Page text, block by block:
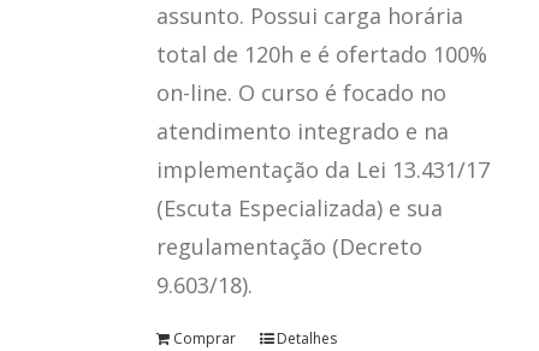
assunto. Possui carga horária
total de 120h e é ofertado 100%
on-line. O curso é focado no
atendimento integrado e na
implementação da Lei 13.431/17
(Escuta Especializada) e sua
regulamentação (Decreto
9.603/18).
Comprar Detalhes